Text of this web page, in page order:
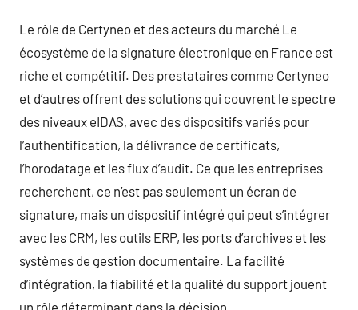
Le rôle de Certyneo et des acteurs du marché Le
écosystème de la signature électronique en France est
riche et compétitif. Des prestataires comme Certyneo
et d’autres offrent des solutions qui couvrent le spectre
des niveaux eIDAS, avec des dispositifs variés pour
l’authentification, la délivrance de certificats,
l’horodatage et les flux d’audit. Ce que les entreprises
recherchent, ce n’est pas seulement un écran de
signature, mais un dispositif intégré qui peut s’intégrer
avec les CRM, les outils ERP, les ports d’archives et les
systèmes de gestion documentaire. La facilité
d’intégration, la fiabilité et la qualité du support jouent
un rôle déterminant dans la décision.